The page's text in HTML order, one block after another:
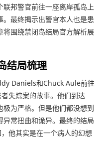
邦警官前往一座离岸孤岛上
最终揭示出警官本人也是患
围绕禁闭岛结局官方解析展
结局梳理
Daniels和Chuck Aule前往
失踪案的故事。他们到达
为严格。但是他们都没想到
常扭曲和诡异。最终的结局
他其实是在一个病人的幻想